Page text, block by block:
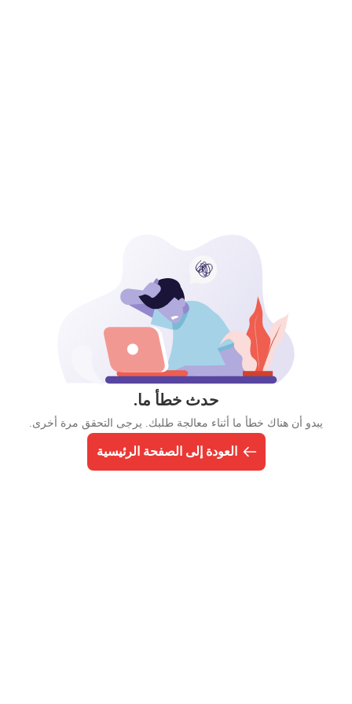
حدث خطأ ما.
يبدو أن هناك خطأ ما أثناء معالجة طلبك. يرجى التحقق مرة أخرى.
العودة إلى الصفحة الرئيسية